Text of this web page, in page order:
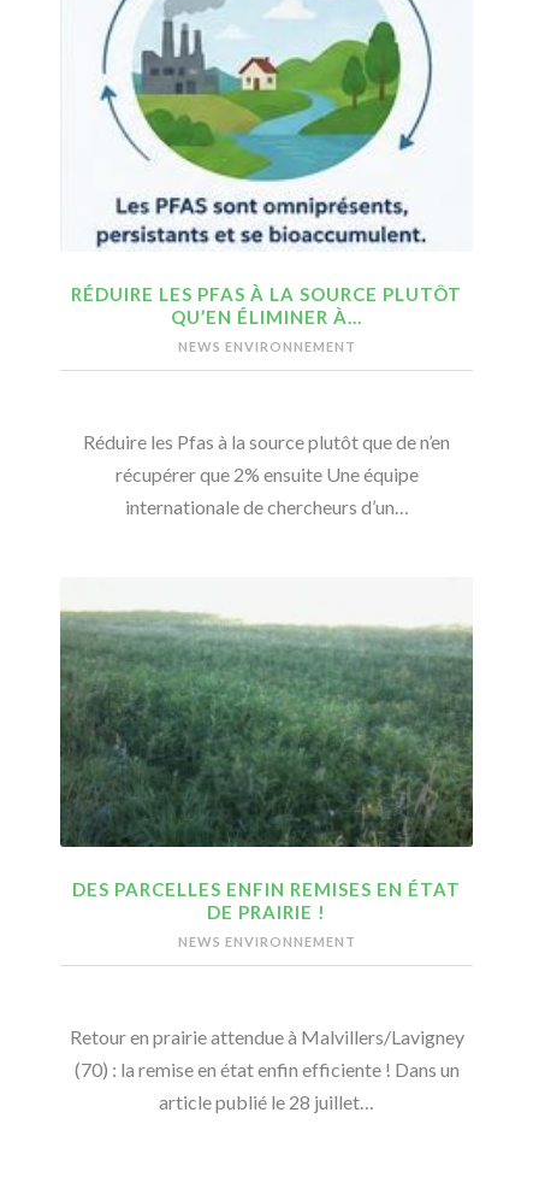
RÉDUIRE LES PFAS À LA SOURCE PLUTÔT
QU’EN ÉLIMINER À…
NEWS ENVIRONNEMENT
Réduire les Pfas à la source plutôt que de n’en
récupérer que 2% ensuite Une équipe
internationale de chercheurs d’un…
DES PARCELLES ENFIN REMISES EN ÉTAT
DE PRAIRIE !
NEWS ENVIRONNEMENT
Retour en prairie attendue à Malvillers/Lavigney
(70) : la remise en état enfin efficiente ! Dans un
article publié le 28 juillet…